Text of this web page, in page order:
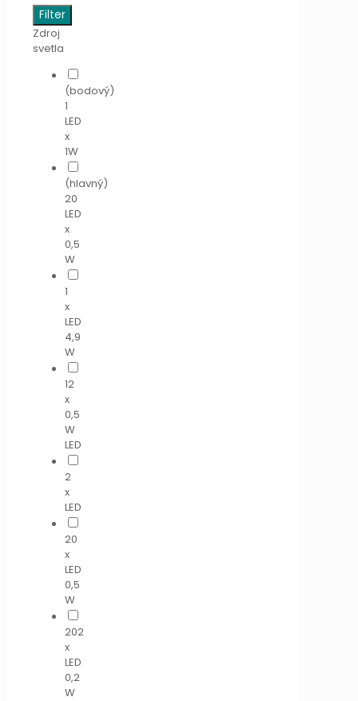
Filter
Zdroj
svetla
(bodový)
1
LED
x
1W
(hlavný)
20
LED
x
0,5
W
1
x
LED
4,9
W
12
x
0,5
W
LED
2
x
LED
20
x
LED
0,5
W
202
x
LED
0,2
W